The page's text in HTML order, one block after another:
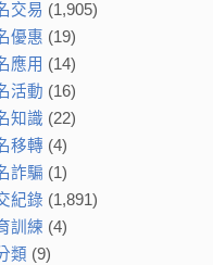
交易 (1,905)
優惠 (19)
應用 (14)
活動 (16)
知識 (22)
移轉 (4)
詐騙 (1)
紀錄 (1,891)
訓練 (4)
類 (9)